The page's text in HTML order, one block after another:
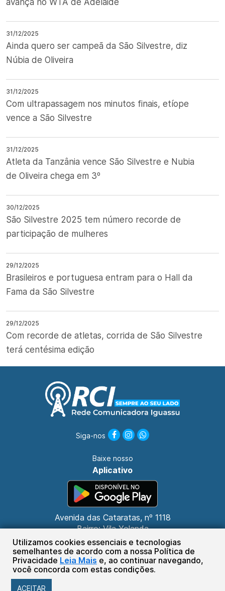
avança no WTA de Adelaide
31/12/2025
Ainda quero ser campeã da São Silvestre, diz
Núbia de Oliveira
31/12/2025
Com ultrapassagem nos minutos finais, etíope
vence a São Silvestre
31/12/2025
Atleta da Tanzânia vence São Silvestre e Nubia
de Oliveira chega em 3º
30/12/2025
São Silvestre 2025 tem número recorde de
participação de mulheres
29/12/2025
Brasileiros e portuguesa entram para o Hall da
Fama da São Silvestre
29/12/2025
Com recorde de atletas, corrida de São Silvestre
terá centésima edição
Utilizamos cookies essenciais e tecnologias
semelhantes de acordo com a nossa Política de
Privacidade Leia Mais e, ao continuar navegando,
você concorda com estas condições.
ACEITAR
Avenida das Cataratas, nº 1118
Bairro: Vila Yolanda
CEP: 85853-000
Foz do Iguaçu - PR
(45) 3132-3030
Siga-nos
Baixe nosso
Aplicativo